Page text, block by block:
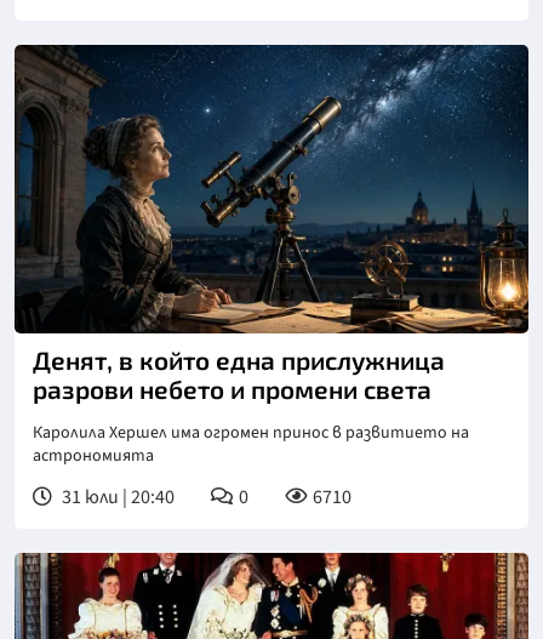
Денят, в който една прислужница
разрови небето и промени света
Каролила Хершел има огромен принос в развитието на
астрономията
31 юли | 20:40 0 6710